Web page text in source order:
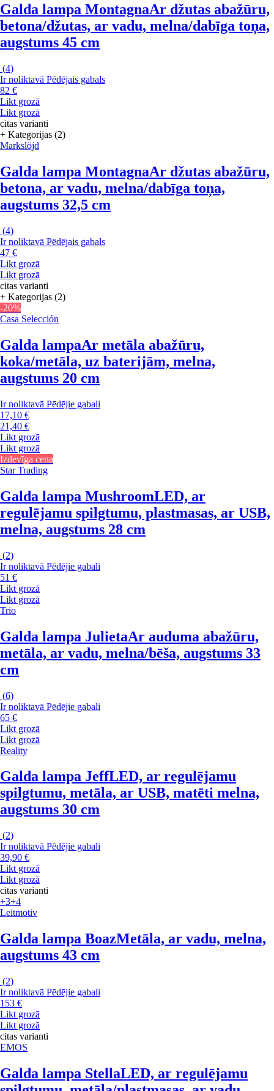
Galda lampa MontagnaAr džutas abažūru,
betona/džutas, ar vadu, melna/dabīga toņa,
augstums 45 cm
(4)
Ir noliktavā Pēdējais gabals
82 €
Likt grozā
Likt grozā
citas varianti
+ Kategorijas (2)
Markslöjd
Galda lampa MontagnaAr džutas abažūru,
betona, ar vadu, melna/dabīga toņa,
augstums 32,5 cm
(4)
Ir noliktavā Pēdējais gabals
47 €
Likt grozā
Likt grozā
citas varianti
+ Kategorijas (2)
-20%
Casa Selección
Galda lampaAr metāla abažūru,
koka/metāla, uz baterijām, melna,
augstums 20 cm
Ir noliktavā Pēdējie gabali
17,10 €
21,40 €
Likt grozā
Likt grozā
Izdevīga cena
Star Trading
Galda lampa MushroomLED, ar
regulējamu spilgtumu, plastmasas, ar USB,
melna, augstums 28 cm
(2)
Ir noliktavā Pēdējie gabali
51 €
Likt grozā
Likt grozā
Trio
Galda lampa JulietaAr auduma abažūru,
metāla, ar vadu, melna/bēša, augstums 33
cm
(6)
Ir noliktavā Pēdējie gabali
65 €
Likt grozā
Likt grozā
Reality
Galda lampa JeffLED, ar regulējamu
spilgtumu, metāla, ar USB, matēti melna,
augstums 30 cm
(2)
Ir noliktavā Pēdējie gabali
39,90 €
Likt grozā
Likt grozā
citas varianti
+3+4
Leitmotiv
Galda lampa BoazMetāla, ar vadu, melna,
augstums 43 cm
(2)
Ir noliktavā Pēdējie gabali
153 €
Likt grozā
Likt grozā
citas varianti
EMOS
Galda lampa StellaLED, ar regulējamu